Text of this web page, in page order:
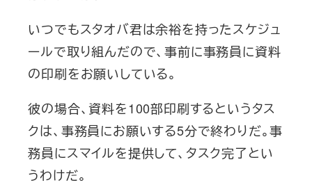
いつでもスタオバ君は余裕を持ったスケジュ
ールで取り組んだので、事前に事務員に資料
の印刷をお願いしている。
彼の場合、資料を100部印刷するというタス
クは、事務員にお願いする5分で終わりだ。事
務員にスマイルを提供して、タスク完了とい
うわけだ。